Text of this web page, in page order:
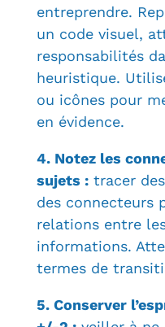
entreprendre.
un code visuel,
responsabilités
heuristique.
ou icônes pour
en évidence.
4. Notez les
sujets :tracer
des connecteurs
relations entre
informations.
termes de
5. Conserver